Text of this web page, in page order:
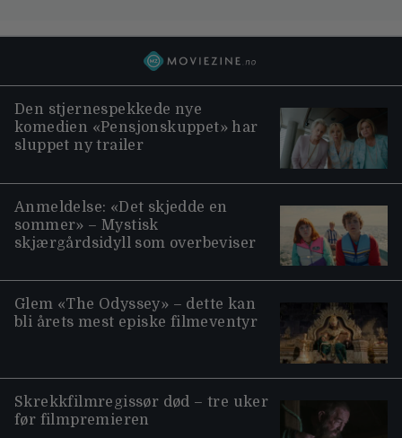
Den stjernespekkede nye
komedien «Pensjonskuppet» har
sluppet ny trailer
Anmeldelse: «Det skjedde en
sommer» – Mystisk
skjærgårdsidyll som overbeviser
Glem «The Odyssey» – dette kan
bli årets mest episke filmeventyr
Skrekkfilmregissør død – tre uker
før filmpremieren